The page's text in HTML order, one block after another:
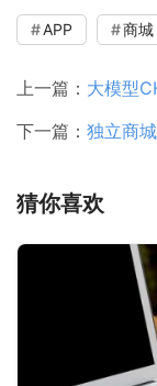
APP 商城
上一篇： 大模型
下一篇： 独立商
猜你喜欢